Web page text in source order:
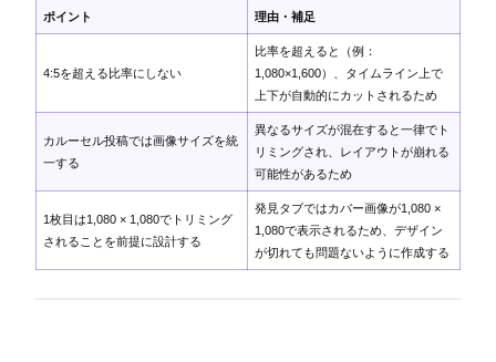
ポイント 理由・補足
4:5を超える比率にしない
比率を超えると（例：
1,080×1,600）、タイムライン上で
上下が自動的にカットされるため
カルーセル投稿では画像サイズを統
一する
異なるサイズが混在すると一律でト
リミングされ、レイアウトが崩れる
可能性があるため
1枚目は1,080 × 1,080でトリミング
されることを前提に設計する
発見タブではカバー画像が1,080 ×
1,080で表示されるため、デザイン
が切れても問題ないように作成する